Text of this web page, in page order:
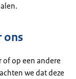
ons
of op een andere
we dat deze